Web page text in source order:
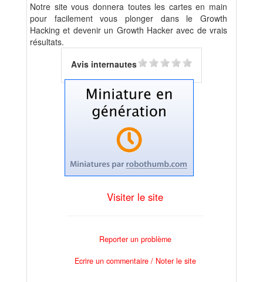
Notre site vous donnera toutes les cartes en main
pour facilement vous plonger dans le Growth
Hacking et devenir un Growth Hacker avec de vrais
résultats.
Avis internautes
Visiter le site
Reporter un problème
Ecrire un commentaire / Noter le site